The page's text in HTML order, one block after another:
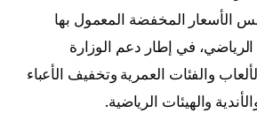
الأسعار المخفضة المعمول بها
في إطار دعم الوزارة
والفئات العمرية وتخفيف الأعباء
والهيئات الرياضية.